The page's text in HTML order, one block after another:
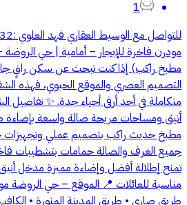
1
مودرن فاخرة للإيجار – أمامية | حي
مطبخ راكب) إذا كنت تبحث عن سكن راقٍ
التصميم العصري والموقع الحيوي، فهذه
أنيق ومساحات مريحة صالة واسعة بإضاءة
مطبخ حديث راكب بتصميم عملي وتجهيزات
جميع الغرف والصالة حمامات بتشطيبات
تمنح إطلالة أفضل وإضاءة مميزة مدخل أنيق
مناسبة للعائلات 📍 الموقع – حي الروضة
طريق صاري • طريق المدينة المنورة •